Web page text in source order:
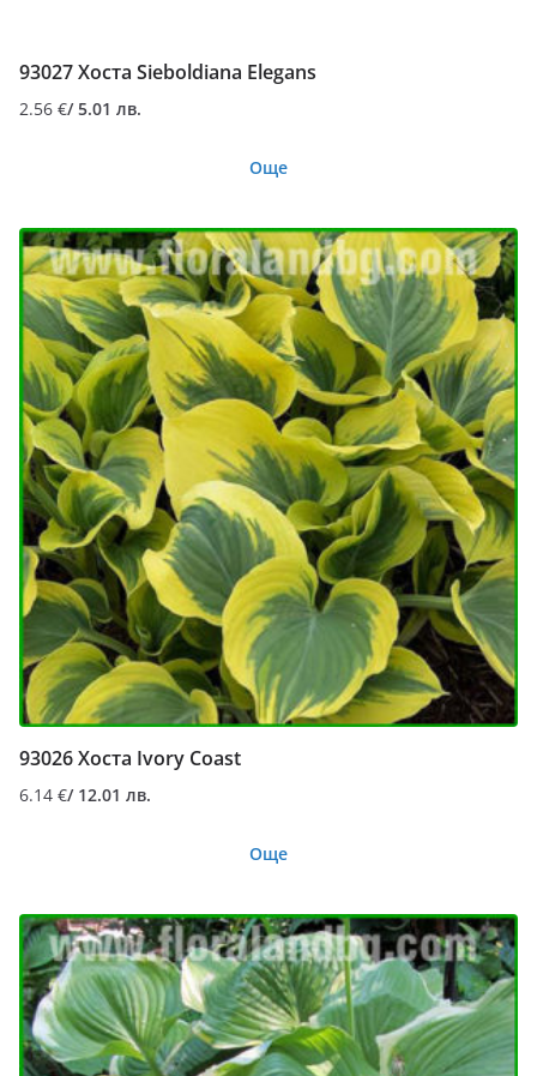
93027 Хоста Sieboldiana Elegans
2.56 €/ 5.01 лв.
Още
93026 Хоста Ivory Coast
6.14 €/ 12.01 лв.
Още